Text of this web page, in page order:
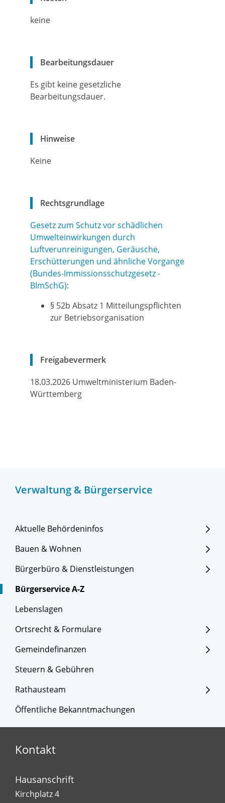
Verwaltung & Bürgerservice
Aktuelle Behördeninfos
Bauen & Wohnen
Bürgerbüro & Dienstleistungen
Bürgerservice A-Z
Lebenslagen
Ortsrecht & Formulare
Gemeindefinanzen
Steuern & Gebühren
Rathausteam
Öffentliche Bekanntmachungen
keine
Bearbeitungsdauer
Es gibt keine gesetzliche
Bearbeitungsdauer.
Hinweise
Keine
Rechtsgrundlage
Gesetz zum Schutz vor schädlichen
Umwelteinwirkungen durch
Luftverunreinigungen, Geräusche,
Erschütterungen und ähnliche Vorgange
(Bundes-Immissionsschutzgesetz -
BImSchG):
§ 52b Absatz 1 Mitteilungspflichten
zur Betriebsorganisation
Freigabevermerk
18.03.2026 Umweltministerium Baden-
Württemberg
Kontakt
Hausanschrift
Kirchplatz 4